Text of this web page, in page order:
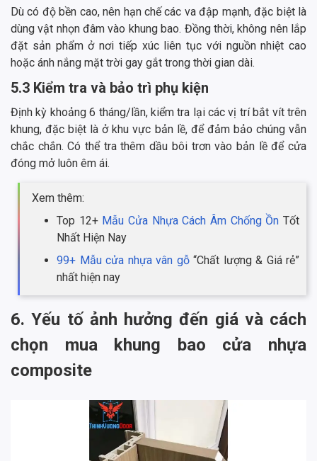
Dù có độ bền cao, nên hạn chế các va đập mạnh, đặc biệt là
dùng vật nhọn đâm vào khung bao. Đồng thời, không nên lắp
đặt sản phẩm ở nơi tiếp xúc liên tục với nguồn nhiệt cao
hoặc ánh nắng mặt trời gay gắt trong thời gian dài.
5.3 Kiểm tra và bảo trì phụ kiện
Định kỳ khoảng 6 tháng/lần, kiểm tra lại các vị trí bắt vít trên
khung, đặc biệt là ở khu vực bản lề, để đảm bảo chúng vẫn
chắc chắn. Có thể tra thêm dầu bôi trơn vào bản lề để cửa
đóng mở luôn êm ái.
Xem thêm:
Top 12+ Mẫu Cửa Nhựa Cách Âm Chống Ồn Tốt
Nhất Hiện Nay
99+ Mẫu cửa nhựa vân gỗ“Chất lượng & Giá rẻ”
nhất hiện nay
6. Yếu tố ảnh hưởng đến giá và cách
chọn mua khung bao cửa nhựa
composite